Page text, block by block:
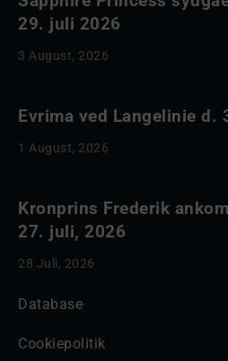
29. juli 2026
3 August, 2026
Evrima ved Langelinie d.
1 August, 2026
Kronprins Frederik
27. juli, 2026
28 Juli, 2026
Database
Cookiepolitik